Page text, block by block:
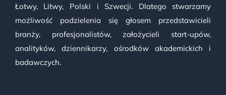
Łotwy, Litwy, Polski i Szwecji. Dlatego stwarzamy
możliwość podzielenia się głosem przedstawicieli
branży, profesjonalistów, założycieli start-upów,
analityków, dziennikarzy, ośrodków akademickich i
badawczych.